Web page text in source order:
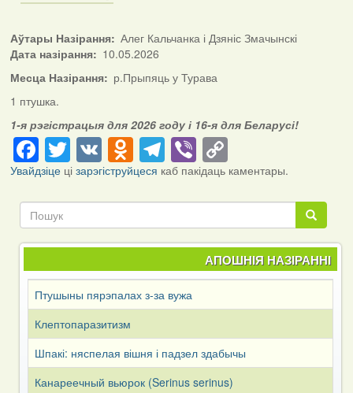
Аўтары Назірання
Алег Кальчанка і Дзяніс Змачынскі
Дата назірання
10.05.2026
Месца Назірання
р.Прыпяць у Турава
1 птушка.
1-я рэгістрацыя для 2026 году і 16-я для Беларусі!
Facebook
Twitter
VKOdnoklassniki
Telegram
ViberCopy
Link
Увайдзіцеці зарэгіструйцеся каб пакідаць каментары.
Пошук
Пошук
АПОШНІЯ НАЗІРАННІ
Птушыны пярэпалах з-за вужа
Клептопаразитизм
Шпакі: няспелая вішня і падзел здабычы
Канареечный вьюрок (Serinus serinus)